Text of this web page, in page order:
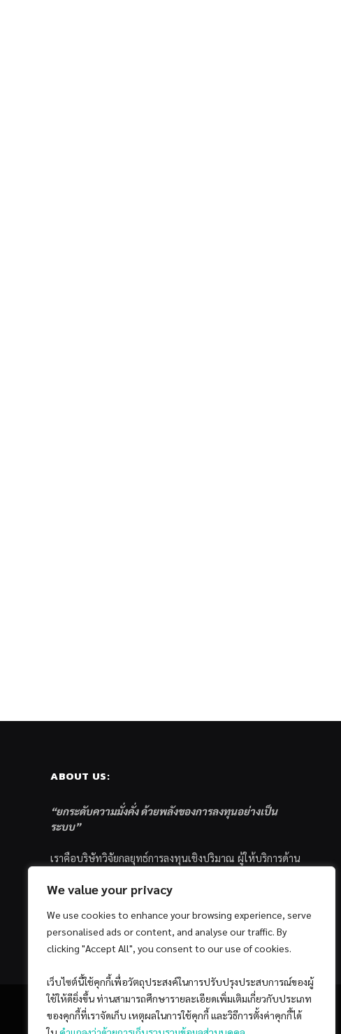
We value your privacy
We use cookies to enhance your browsing experience, serve
personalised ads or content, and analyse our traffic. By
clicking "Accept All", you consent to our use of cookies.
เว็บไซต์นี้ใช้คุกกี้เพื่อวัตถุประสงค์ในการปรับปรุงประสบการณ์ของผู้
ใช้ให้ดียิ่งขึ้น ท่านสามารถศึกษารายละเอียดเพิ่มเติมเกี่ยวกับประเภท
ของคุกกี้ที่เราจัดเก็บ เหตุผลในการใช้คุกกี้ และวิธีการตั้งค่าคุกกี้ได้
ABOUT US:
“ยกระดับความมั่งคั่ง ด้วยพลังของการลงทุนอย่างเป็น
ระบบ”
เราคือบริษัทวิจัยกลยุทธ์การลงทุนเชิงปริมาณ ผู้ให้บริการด้าน
ส่วนบุคคล ซึ่งมีเป้าหมายที่จะช่วยเหลือให้นักลงทุนไทย
ด้วยแนวคิดและกระบวนการลงทุนอย่างเป็นระบบแบบ
Quantitative & Systematic Investing